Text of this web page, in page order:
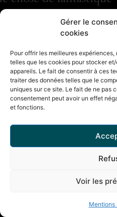
Gérer le
cookies
Pour offrir les meilleures
telles que les cookies pour stocker
appareils. Le fait de consentir à ces
traiter des données telles que le
uniques sur ce site. Le fait de ne pas
consentement peut avoir un effet
et fonctions.
Voir les
Mentions